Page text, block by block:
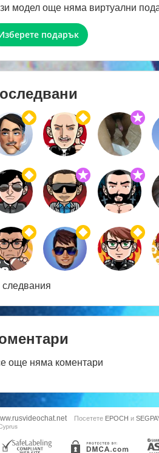
модел още няма виртуални
подарък
следвания
още няма коментари
Посетете EPOCH и